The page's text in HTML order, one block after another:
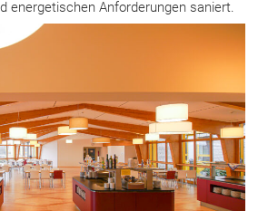
energetischen Anforderungen saniert.